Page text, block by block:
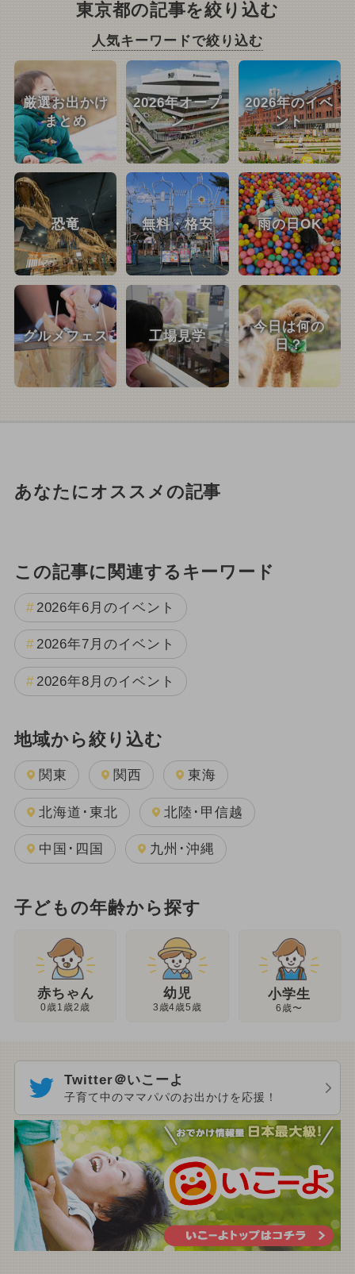
東京都の記事を絞り込む
人気キーワードで絞り込む
厳選お出かけ
まとめ
2026年オープ
ン
2026年のイベ
ント
恐竜 無料・格安 雨の日OK
グルメフェス 工場見学
今日は何の
日？
あなたにオススメの記事
この記事に関連するキーワード
2026年6月のイベント
2026年7月のイベント
2026年8月のイベント
地域から絞り込む
関東 関西 東海
北海道･東北 北陸･甲信越
中国･四国 九州･沖縄
子どもの年齢から探す
赤ちゃん
0歳1歳2歳
幼児
3歳4歳5歳
小学生
6歳〜
Twitter＠いこーよ
子育て中のママパパのお出かけを応援！